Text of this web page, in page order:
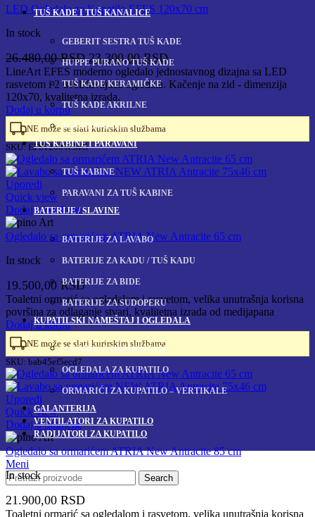
TUŠ KADE I TUŠ KANALICE
GEBERIT SESTRA TUŠ KADE
HUPPE PURANO TUŠ KADE
TUŠ KADE KERAMIČKE
TUŠ KADE AKRILNE
TUŠ KANALICE
TUŠ KABINE I PARAVANI
TUŠ KABINE
PARAVANI ZA TUŠ KABINE
BATERIJE / SLAVINE
BATERIJE ZA LAVABO
BATERIJE ZA KADU / TUŠ KADU
BATERIJE ZA BIDE
BATERIJE ZA SUDOPERU
KUPATILSKI NAMEŠTAJ I OGLEDALA
LAVABO SA ORMARIĆEM
OGLEDALA ZA KUPATILO
ORMARIĆI ZA KUPATILO – VERTIKALE
GALANTERIJA
VENTILATORI ZA KUPATILO
RADIJATORI ZA KUPATILO
Meni
Search
LED Ogledalo za Kupatilo EFES 120x70 cm
In stock
26.480,00RSD Originalna
cena
je
bila:
26.480,00 RSD.
23.300,00RSDTrenutna
cena
je:
LineArt EFES moderno ogledalo jednostavnog dizajna sa LED
rasvetom i 2 uveličavajuća ogledala. Kačenje na zid - dimenzija
120x70, kvalitetna izrada.
Dodaj u korpu
NE može se slati kurirskim službama
SKU: EFS1200W.MG
Uporedi
Quick view
Dodaj u omiljene
Ogledalo sa ormarićem ATRIA New Antracite 65 cm
In stock
19.500,00 RSD
Toaletni ormarić sa ogledalom i rasvetom, velika unutrašnja korisna
površina za odlaganje stvari, kvalitetna izrada od medijapana
Dodaj u korpu
NE može se slati kurirskim službama
SKU: bab45ef5ecd7
Uporedi
Quick view
Dodaj u omiljene
Ogledalo sa ormarićem ATRIA New Antracite 85 cm
In stock
21.900,00 RSD
Toaletni ormarić sa ogledalom i rasvetom, velika unutrašnja korisna